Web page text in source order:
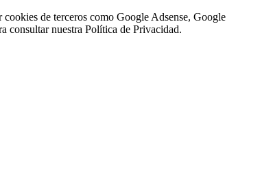
de terceros como Google Adsense, Google
consultar nuestra Política de Privacidad.